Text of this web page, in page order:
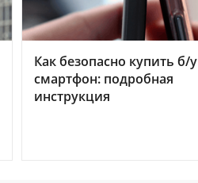
Как безопасно купить б/у
смартфон: подробная
инструкция